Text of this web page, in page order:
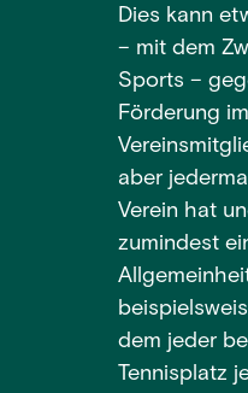
Dies kann
– mit dem
Sports –
Förderung
aber
Verein hat
zumindest
dem jeder
Tennisplatz